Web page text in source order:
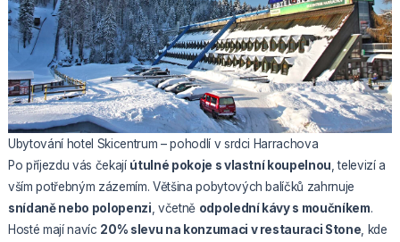
Ubytování hotel Skicentrum – pohodlí v srdci Harrachova
Po příjezdu vás čekají útulné pokoje s vlastní koupelnou , televizí a
vším potřebným zázemím. Většina pobytových balíčků zahrnuje
snídaně nebo polopenzi , včetně odpolední kávy s moučníkem.
Hosté mají navíc 20% slevu na konzumaci v restauraci Stone , kde